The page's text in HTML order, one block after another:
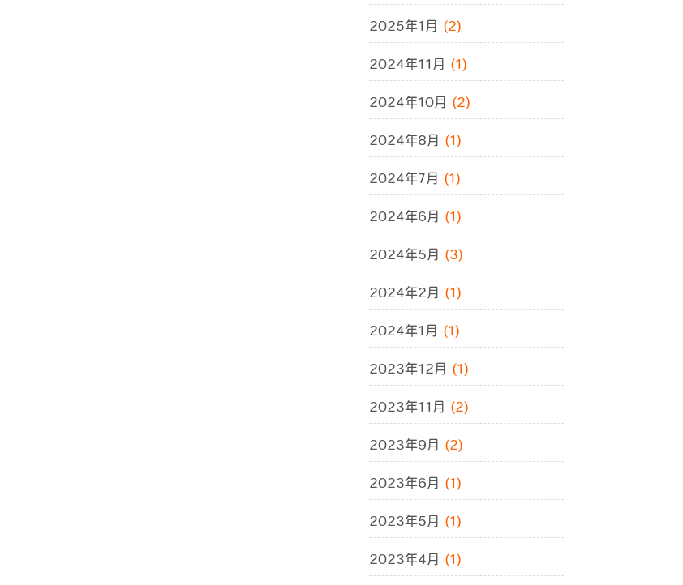
2025年1月 (2)
2024年11月 (1)
2024年10月 (2)
2024年8月 (1)
2024年7月 (1)
2024年6月 (1)
2024年5月 (3)
2024年2月 (1)
2024年1月 (1)
2023年12月 (1)
2023年11月 (2)
2023年9月 (2)
2023年6月 (1)
2023年5月 (1)
2023年4月 (1)